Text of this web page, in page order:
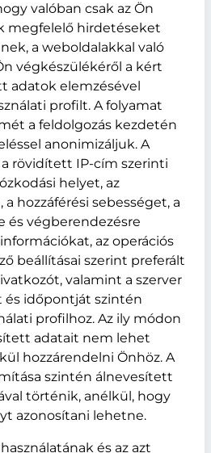
valóban csak az Ön
megfelelő hirdetéseket
a weboldalakkal való
végkészülékéről a kért
adatok elemzésével
profilt. A folyamat
a feldolgozás kezdetén
anonimizáljuk. A
rövidített IP-cím szerinti
helyet, az
hozzáférési sebességet, a
és végberendezésre
az operációs
beállításai szerint preferált
valamint a szerver
és időpontját szintén
profilhoz. Az ily módon
adatait nem lehet
hozzárendelni Önhöz. A
szintén álnevesített
történik, anélkül, hogy
azonosítani lehetne.
és az azt